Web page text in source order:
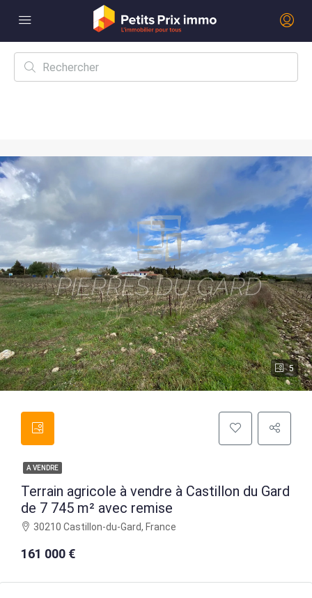
5
A VENDRE
Terrain agricole à vendre à Castillon du Gard
de 7 745 m² avec remise
30210 Castillon-du-Gard, France
161 000 €